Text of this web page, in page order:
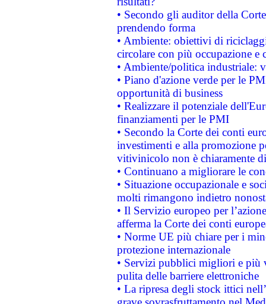
• Secondo gli auditor della
prendendo forma
• Ambiente: obiettivi di
circolare con più occupazione e
• Ambiente/politica industriale:
• Piano d'azione verde per le
opportunità di business
• Realizzare il potenziale
finanziamenti per le PMI
• Secondo la Corte dei conti
investimenti e alla promozione
vitivinicolo non è chiaramente
• Continuano a migliorare le
• Situazione occupazionale e
molti rimangono indietro
• Il Servizio europeo per
afferma la Corte dei conti
• Norme UE più chiare per i
protezione internazionale
• Servizi pubblici migliori e più
pulita delle barriere elettroniche
• La ripresa degli stock ittici